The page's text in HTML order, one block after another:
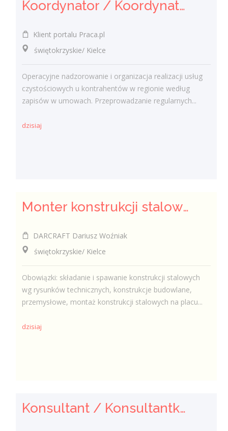
Koordynator / Koordynatorka Usług Serwisowych i Zespołów Terenowych
Klient portalu Praca.pl
świętokrzyskie/ Kielce
Operacyjne nadzorowanie i organizacja realizacji usług
czystościowych u kontrahentów w regionie według
zapisów w umowach. Przeprowadzanie regularnych...
dzisiaj
Monter konstrukcji stalowych - ślusarz (K/M/I)
DARCRAFT Dariusz Woźniak
świętokrzyskie/ Kielce
Obowiązki: składanie i spawanie konstrukcji stalowych
wg rysunków technicznych, konstrukcje budowlane,
przemysłowe, montaż konstrukcji stalowych na placu...
dzisiaj
Konsultant / Konsultantka ds. żywienia